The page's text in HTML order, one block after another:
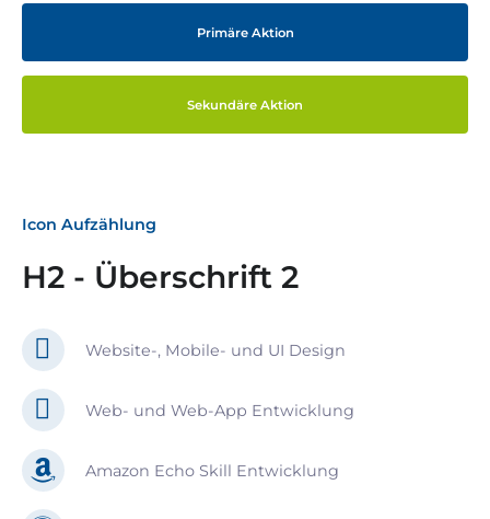
Primäre Aktion
Sekundäre Aktion
Icon Aufzählung
H2 - Überschrift 2
Website-, Mobile- und UI Design
Web- und Web-App Entwicklung
Amazon Echo Skill Entwicklung